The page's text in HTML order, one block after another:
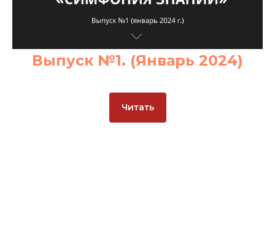
Выпуск №1. (Январь 2024)
Читать